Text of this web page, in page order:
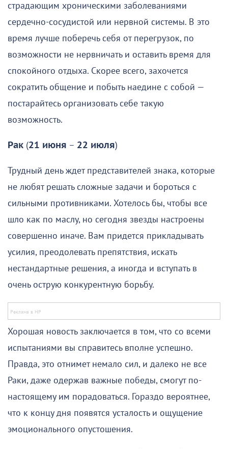
страдающим хроническими заболеваниями
сердечно-сосудистой или нервной системы. В это
время лучше поберечь себя от перегрузок, по
возможности не нервничать и оставить время для
спокойного отдыха. Скорее всего, захочется
сократить общение и побыть наедине с собой —
постарайтесь организовать себе такую
возможность.
Рак (21 июня – 22 июля)
Трудный день ждет представителей знака, которые
не любят решать сложные задачи и бороться с
сильными противниками. Хотелось бы, чтобы все
шло как по маслу, но сегодня звезды настроены
совершенно иначе. Вам придется прикладывать
усилия, преодолевать препятствия, искать
нестандартные решения, а иногда и вступать в
очень острую конкурентную борьбу.
Хорошая новость заключается в том, что со всеми
испытаниями вы справитесь вполне успешно.
Правда, это отнимет немало сил, и далеко не все
Раки, даже одержав важные победы, смогут по-
настоящему им порадоваться. Гораздо вероятнее,
что к концу дня появятся усталость и ощущение
эмоционального опустошения.